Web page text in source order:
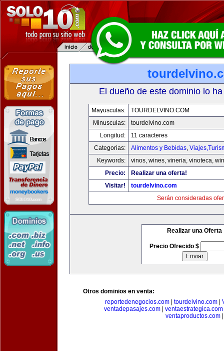
El dueño de este dominio lo
Mayusculas:
TOURDELVINO.COM
Minusculas:
tourdelvino.com
Longitud:
11 caracteres
Categorias:
Alimentos y Bebidas,
Keywords:
vinos, wines, vineria, vinoteca,
Precio:
Realizar una oferta!
Visitar!
tourdelvino.com
Serán consideradas
Realizar una Oferta
Precio Ofrecido $
Otros dominios en venta:
reportedenegocios.com| tourdelvino.com|
ventadepasajes.com
ventaestrategica.com
ventaproductos.com